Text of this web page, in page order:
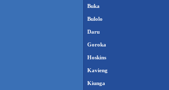
Buka
Bulolo
Daru
Goroka
Hoskins
Kavieng
Kiunga